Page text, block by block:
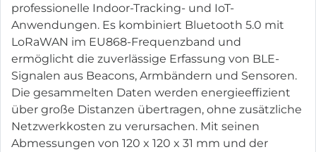
professionelle Indoor-Tracking- und IoT-
Anwendungen. Es kombiniert Bluetooth 5.0 mit
LoRaWAN im EU868-Frequenzband und
ermöglicht die zuverlässige Erfassung von BLE-
Signalen aus Beacons, Armbändern und Sensoren.
Die gesammelten Daten werden energieeffizient
über große Distanzen übertragen, ohne zusätzliche
Netzwerkkosten zu verursachen. Mit seinen
Abmessungen von 120 x 120 x 31 mm und der